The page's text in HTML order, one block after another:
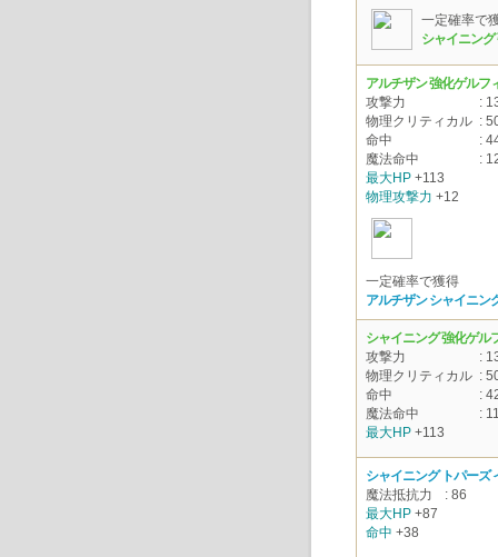
一定確率で
シャイニン
アルチザン 強化ゲルフ
攻撃力
:
物理クリティカル :
命中
:
魔法命中
:
最大HP +113
物理攻撃力 +12
一定確率で獲得
アルチザン シャイニン
シャイニング 強化ゲル
攻撃力
:
物理クリティカル :
命中
:
魔法命中
:
最大HP +113
シャイニング トパーズ
魔法抵抗力
: 86
最大HP +87
命中 +38